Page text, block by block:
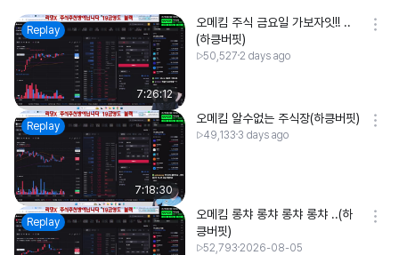
Replay
7:26:12
오메킴 주식 금요일 가보자잇!! ..
(하킁버핏)
50,527 2 days ago
Replay
7:18:30
오메킴 알수없는 주식장(하킁버핏)
49,133 3 days ago
Replay
오메킴 롱챠 롱챠 롱챠 롱챠 ..(하
킁버핏)
52,793 2026-08-05